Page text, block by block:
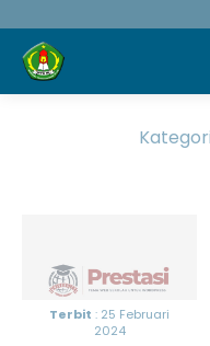
Terbit : 25 Februari
2024